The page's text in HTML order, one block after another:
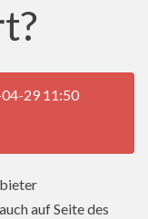
29 11:50
auf Seite des